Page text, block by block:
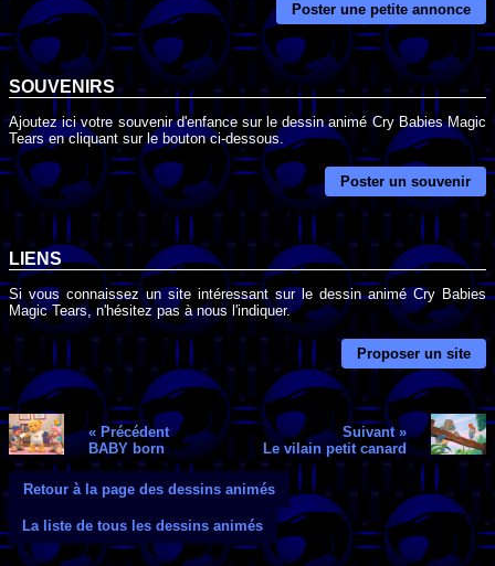
Poster une petite annonce
SOUVENIRS
Ajoutez ici votre souvenir d'enfance sur le dessin animé Cry Babies Magic
Tears en cliquant sur le bouton ci-dessous.
Poster un souvenir
LIENS
Si vous connaissez un site intéressant sur le dessin animé Cry Babies
Magic Tears, n'hésitez pas à nous l'indiquer.
Proposer un site
« Précédent
BABY born
Suivant »
Le vilain petit canard
Retour à la page des dessins animés
La liste de tous les dessins animés